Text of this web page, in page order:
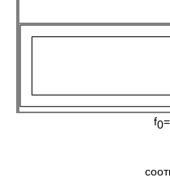
f0
Рабочей